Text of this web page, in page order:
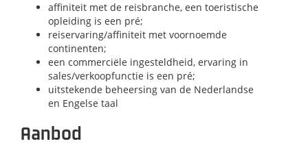
affiniteit met de reisbranche, een toeristische
opleiding is een pré;
reiservaring/affiniteit met voornoemde
continenten;
een commerciële ingesteldheid, ervaring in
sales/verkoopfunctie is een pré;
uitstekende beheersing van de Nederlandse
en Engelse taal
Aanbod